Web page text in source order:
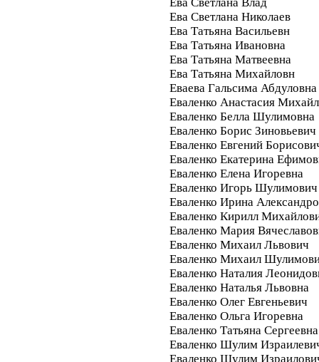
Ева Светлана Николаев
Ева Татьяна Васильевн
Ева Татьяна Ивановна
Ева Татьяна Матвеевна
Ева Татьяна Михайловн
Еваева Гальсима Абдуловна
Еваленко Анастасия
Еваленко Белла Шулимовна
Еваленко Борис Зиновьевич
Еваленко Евгений
Еваленко Екатерина
Еваленко Елена Игоревна
Еваленко Игорь Шулимович
Еваленко Ирина
Еваленко Кирилл
Еваленко Мария
Еваленко Михаил Львович
Еваленко Михаил
Еваленко Наталия
Еваленко Наталья Львовна
Еваленко Олег Евгеньевич
Еваленко Ольга Игоревна
Еваленко Татьяна Сергеевна
Еваленко Шулим
Еваленко Шулим